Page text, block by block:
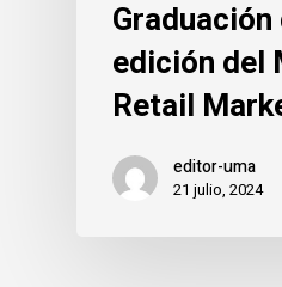
Graduación
edición del
Retail
editor-uma
21 julio, 2024